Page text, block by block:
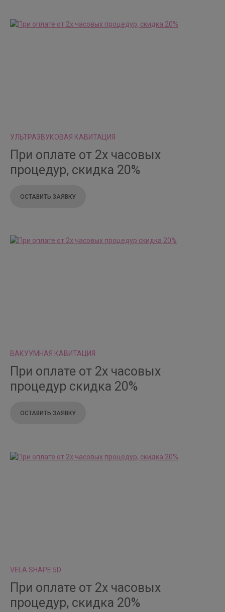
УЛЬТРАЗВУКОВАЯ КАВИТАЦИЯ
При оплате от 2х часовых
процедур, скидка 20%
ОСТАВИТЬ ЗАЯВКУ
ВАКУУМНАЯ КАВИТАЦИЯ
При оплате от 2х часовых
процедур скидка 20%
ОСТАВИТЬ ЗАЯВКУ
VELA SHAPE 5D
При оплате от 2х часовых
процедур, скидка 20%